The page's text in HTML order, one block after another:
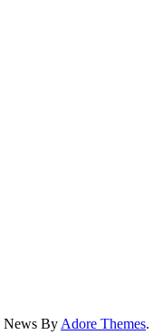
News By Adore Themes.